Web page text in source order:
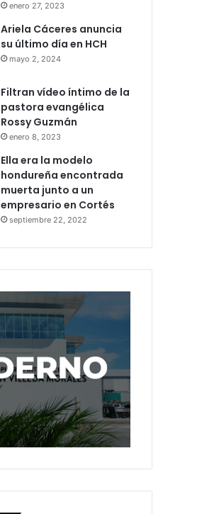
enero 27, 2023
Ariela Cáceres anuncia
su último día en HCH
mayo 2, 2024
Filtran vídeo íntimo de la
pastora evangélica
Rossy Guzmán
enero 8, 2023
Ella era la modelo
hondureña encontrada
muerta junto a un
empresario en Cortés
septiembre 22, 2022